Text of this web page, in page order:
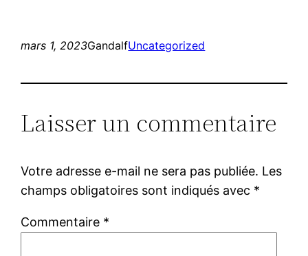
mars 1, 2023GandalfUncategorized
Laisser un commentaire
Votre adresse e-mail ne sera pas publiée. Les
champs obligatoires sont indiqués avec *
Commentaire *